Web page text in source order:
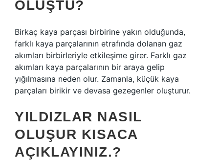
OLUŞTU?
Birkaç kaya parçası birbirine yakın olduğunda,
farklı kaya parçalarının etrafında dolanan gaz
akımları birbirleriyle etkileşime girer. Farklı gaz
akımları kaya parçalarının bir araya gelip
yığılmasına neden olur. Zamanla, küçük kaya
parçaları birikir ve devasa gezegenler oluşturur.
YILDIZLAR NASIL
OLUŞUR KISACA
AÇIKLAYINIZ.?